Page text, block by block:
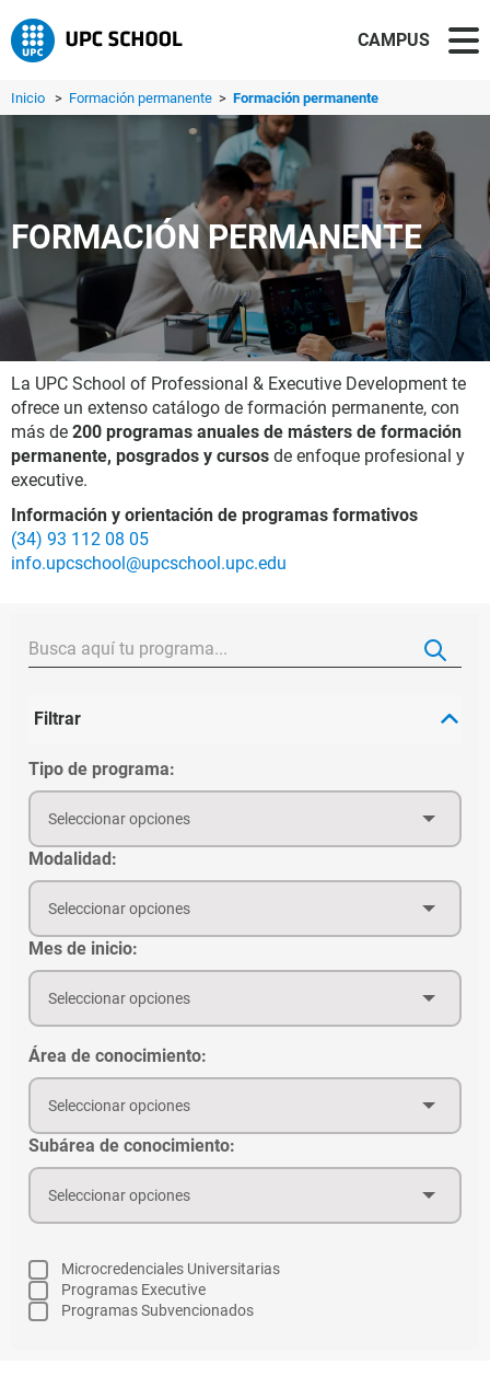
CAMPUS
Inicio > Formación permanente > Formación permanente
FORMACIÓN PERMANENTE
La UPC School of Professional & Executive Development te
ofrece un extenso catálogo de formación permanente, con
más de 200 programas anuales de másters de formación
permanente, posgrados y cursos de enfoque profesional y
executive.
Información y orientación de programas formativos
(34) 93 112 08 05
info.upcschool@upcschool.upc.edu
Filtrar
Tipo de programa:
Seleccionar opciones
Modalidad:
Seleccionar opciones
Mes de inicio:
Seleccionar opciones
Área de conocimiento:
Seleccionar opciones
Subárea de conocimiento:
Seleccionar opciones
Microcredenciales Universitarias
Programas Executive
Programas Subvencionados